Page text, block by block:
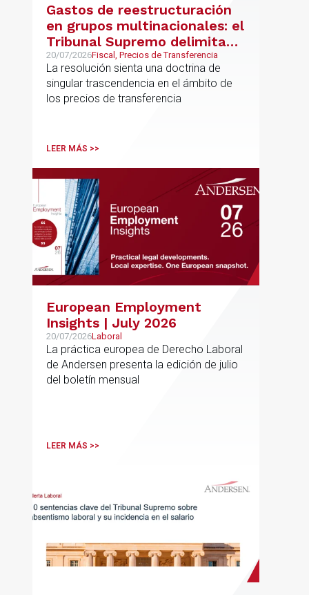
Gastos de reestructuración
en grupos multinacionales: el
Tribunal Supremo delimita
con precisión los límites de la
normativa de precios de
transferencia y fija doctrina
sobre su inaplicabilidad a
20/07/2026Fiscal, Precios de Transferencia
La resolución sienta una doctrina de
singular trascendencia en el ámbito de
los precios de transferencia
LEER MÁS >>
European Employment
Insights | July 2026
20/07/2026Laboral
La práctica europea de Derecho Laboral
de Andersen presenta la edición de julio
del boletín mensual
LEER MÁS >>